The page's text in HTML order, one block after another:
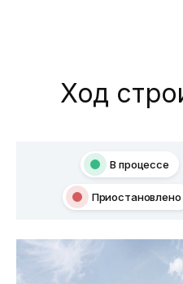
Новости
Видео
Ход
В процессе
Приостановлено